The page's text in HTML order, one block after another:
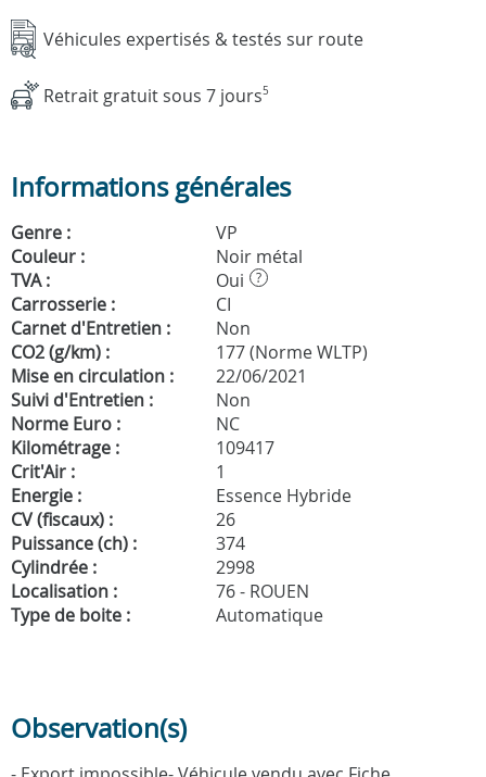
Véhicules expertisés & testés sur route
Retrait gratuit sous 7 jours5
Informations générales
Genre :
VP
Couleur :
Noir métal
TVA :
Oui ?
Carrosserie :
CI
Carnet d'Entretien :
Non
CO2 (g/km) :
177 (Norme WLTP)
Mise en circulation :
22/06/2021
Suivi d'Entretien :
Non
Norme Euro :
NC
Kilométrage :
109417
Crit'Air :
1
Energie :
Essence Hybride
CV (fiscaux) :
26
Puissance (ch) :
374
Cylindrée :
2998
Localisation :
76 - ROUEN
Type de boite :
Automatique
Observation(s)